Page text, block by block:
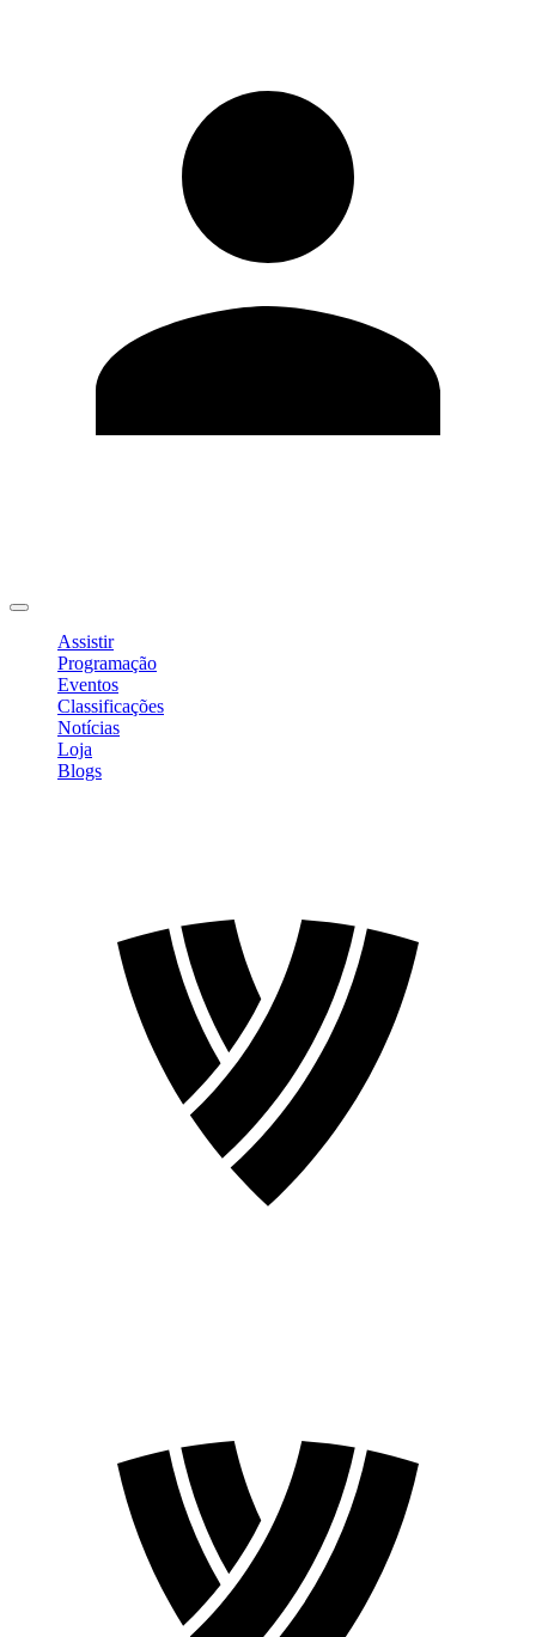
Assistir
Programação
Eventos
Classificações
Notícias
Loja
Blogs